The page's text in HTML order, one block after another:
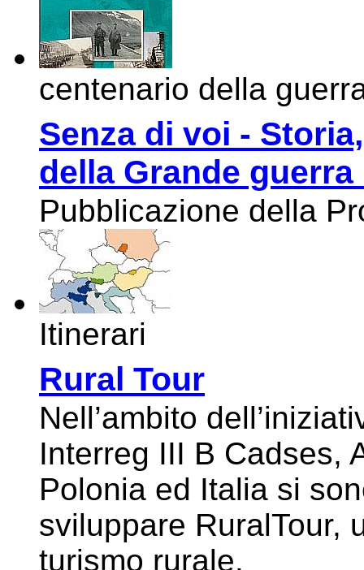
centenario della
Senza di voi -
della Grande guerra
Pubblicazione della
Itinerari
Rural Tour
Nell’ambito
Interreg III B Cadses,
Polonia ed Italia si
sviluppare RuralTour,
turismo rurale.